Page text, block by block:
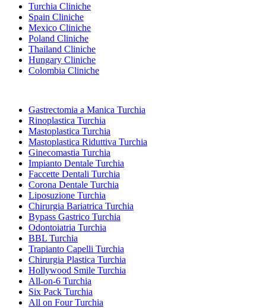
Turchia Cliniche
Spain Cliniche
Mexico Cliniche
Poland Cliniche
Thailand Cliniche
Hungary Cliniche
Colombia Cliniche
Gastrectomia a Manica Turchia
Rinoplastica Turchia
Mastoplastica Turchia
Mastoplastica Riduttiva Turchia
Ginecomastia Turchia
Impianto Dentale Turchia
Faccette Dentali Turchia
Corona Dentale Turchia
Liposuzione Turchia
Chirurgia Bariatrica Turchia
Bypass Gastrico Turchia
Odontoiatria Turchia
BBL Turchia
Trapianto Capelli Turchia
Chirurgia Plastica Turchia
Hollywood Smile Turchia
All-on-6 Turchia
Six Pack Turchia
All on Four Turchia